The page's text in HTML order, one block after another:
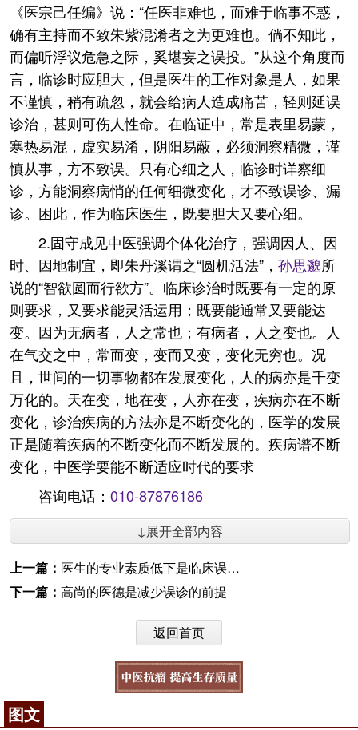
《医宗己任编》说：“任医非难也，而难于临事不惑，
确有主持而不致朱紫混淆者之为更难也。倘不知此，
而偏听浮议危急之际，奚堪妄之误投。”从这个角度而
言，临诊时应胆大，但是医生的工作对象是人，如果
不谨慎，稍有疏忽，就会给病人造成痛苦，轻则延误
诊治，甚则可伤人性命。在临证中，常是表里易蒙，
寒热易混，虚实易淆，阴阳易蔽，必须洞察精微，谨
慎从事，方不致误。只有心细之人，临诊时详察细
诊，方能洞察病悄的任何细微变化，才不致误诊、漏
诊。困此，作为临床医生，既要胆大又要心细。
2.固守成见中医强调个体化治疗，强调因人、因
时、因地制宜，即朱丹溪谓之“圆机活法”， 孙思邈所
说的“智欲圆而行欲方”。临床诊治时既要有一定的原
则要求，又要求能灵活运用；既要能通常又要能达
变。因为无病者，人之常也；有病者，人之变也。人
在气交之中，常而变，变而又变，变化无穷也。况
且，世间的一切事物都在发展变化，人的病亦是千变
万化的。天在变，地在变，人亦在变，疾病亦在不断
变化，诊治疾病的方法亦是不断变化的，医学的发展
正是随着疾病的不断变化而不断发展的。疾病谱不断
变化，中医学要能不断适应时代的要求
咨询电话： 010-87876186
↓展开全部内容
上一篇： 医生的专业素质低下是临床误诊的重要原因
下一篇： 高尚的医德是减少误诊的前提
返回首页
图文